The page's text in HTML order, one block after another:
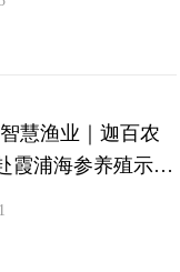
慧渔业｜迦百农
霞浦海参养殖示范